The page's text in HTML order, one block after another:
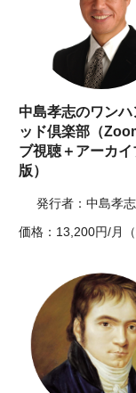
中島孝志のワンハ
ッド倶楽部（
ブ視聴＋アーカイ
版）
発行者：中島孝志
価格：13,200円/月（